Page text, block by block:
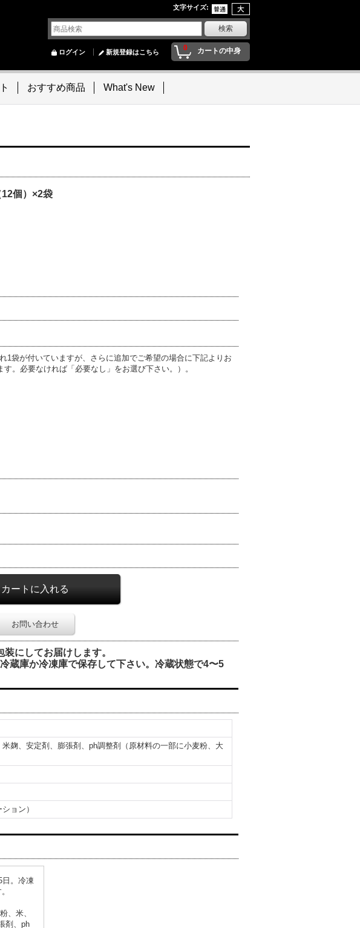
文字サイズ:
0 カートの中身
ログイン 新規登録はこちら
おすすめ商品 What's New
12個）×2袋
1袋が付いていますが、さらに追加でご希望の場合に下記よりお
。必要なければ「必要なし」をお選び下さい。）。
お問い合わせ
にしてお届けします。
蔵庫か冷凍庫で保存して下さい。冷蔵状態で4〜5
麹、安定剤、膨張剤、ph調整剤（原材料の一部に小麦粉、大
ョン）
日。冷凍
、米、
剤、ph